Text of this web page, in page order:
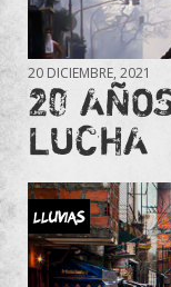
20 DICIEMBRE, 2021
20
LUCHA
Lluvias